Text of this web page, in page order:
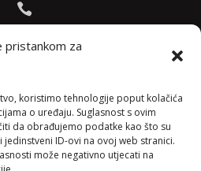
pristankom za
koristimo tehnologije poput kolačića
o uređaju. Suglasnost s ovim
da obrađujemo podatke kao što su
ID-ovi na ovoj web stranici.
može negativno utjecati na

91 501 4218
